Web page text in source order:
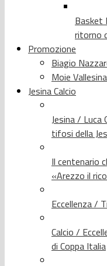
Basket
ritorno
Promozione
Biagio
Moie
Jesina Calcio
Jesina / Luca
tifosi della
Il centenario
«Arezzo il
Eccellenza /
Calcio /
di Coppa Italia